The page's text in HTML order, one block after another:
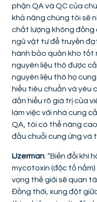
phận QA và QC của
khả năng chúng tôi sẽ
chất lượng không đồng
ngũ vật tư để truyền
hành bảo quản kho tốt
nguyên liệu thô được
nguyên liệu thô họ
hiểu tiêu chuẩn và yêu
dần hiểu rõ giá trị của
làm việc với nhà cung
QA, tôi có thể nâng
đầu chuỗi cung ứng và
IJzerman: “Biến đổi khí
mycotoxin (độc tố
vọng thế giới sẽ quan
Đồng thời, xung đột